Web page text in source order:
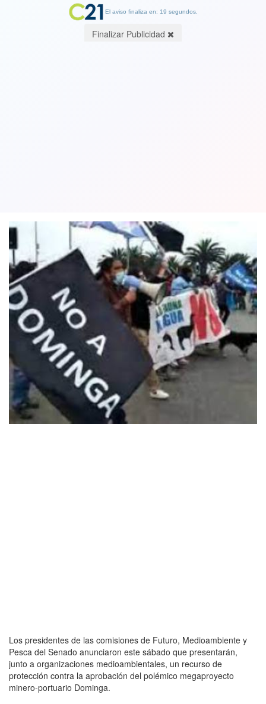
Los presidentes de las comisiones de Futuro, Medioambiente y
Pesca del Senado anunciaron este sábado que presentarán,
junto a organizaciones medioambientales, un recurso de
protección contra la aprobación del polémico megaproyecto
minero-portuario Dominga.
El aviso finaliza en: 19 segundos.
Finalizar Publicidad